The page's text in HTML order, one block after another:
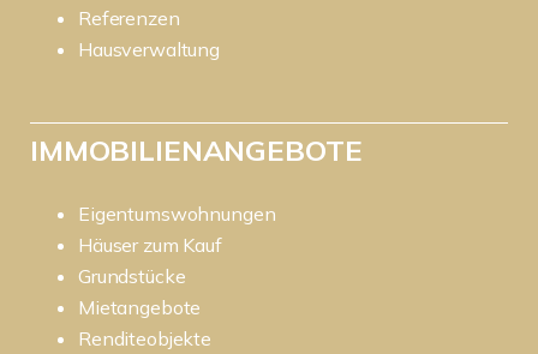
Referenzen
Hausverwaltung
IMMOBILIENANGEBOTE
Eigentumswohnungen
Häuser zum Kauf
Grundstücke
Mietangebote
Renditeobjekte